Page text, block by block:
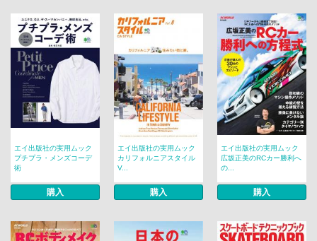
エイ出版社の実用ムック
プチプラ・メンズコーデ
術
購入
エイ出版社の実用ムック
カリフォルニアスタイル
V...
購入
エイ出版社の実用ムック
広坂正美のRCカー勝利へ
の...
購入